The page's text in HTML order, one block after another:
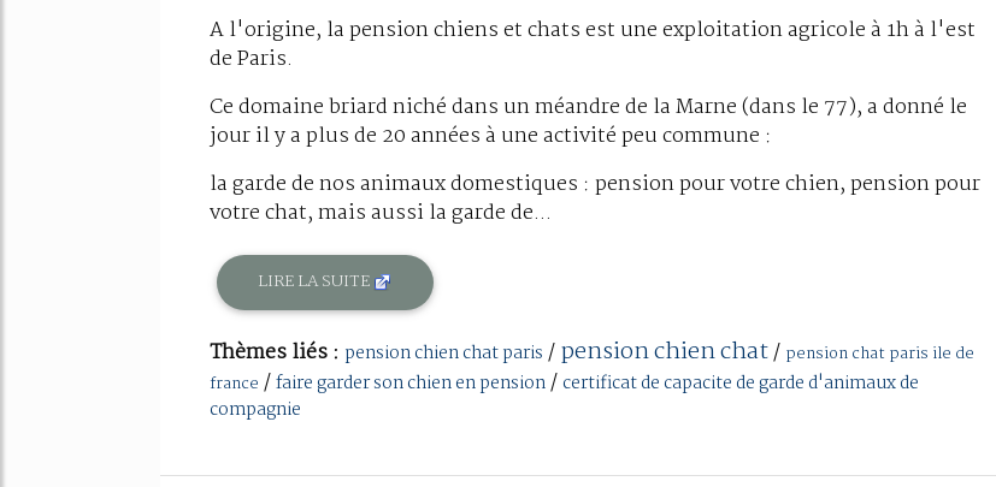
A l'origine, la pension chiens et chats est une exploitation agricole à 1h à l'est
de Paris.
Ce domaine briard niché dans un méandre de la Marne (dans le 77), a donné le
jour il y a plus de 20 années à une activité peu commune :
la garde de nos animaux domestiques : pension pour votre chien, pension pour
votre chat, mais aussi la garde de...
LIRE LA SUITE
Thèmes liés : pension chien chat paris /pension chien chat/ pension chat paris ile de
france /faire garder son chien en pension/ certificat de capacite de garde d'animaux de
compagnie